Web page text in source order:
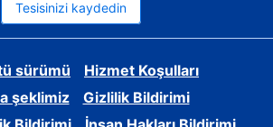
Tesisinizi kaydedin
sürümü
Hizmet Koşulları
şeklimiz
Gizlilik Bildirimi